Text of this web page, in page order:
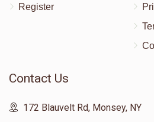
Register
Contact Us
172 Blauvelt Rd, Monsey, NY